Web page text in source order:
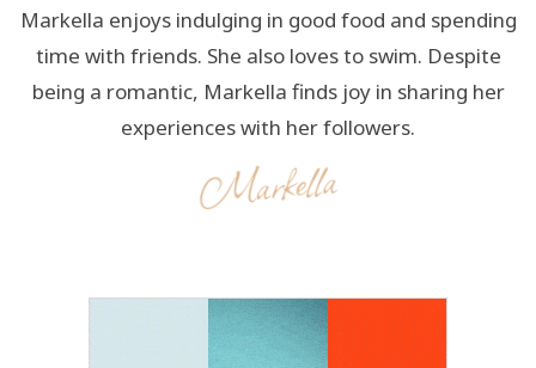
Markella enjoys indulging in good food and spending
time with friends. She also loves to swim. Despite
being a romantic, Markella finds joy in sharing her
experiences with her followers.